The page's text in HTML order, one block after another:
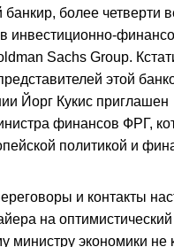
более четверти
инвестиционно-
Sachs Group.
этой
Йорг Кукис приглашен
финансов ФРГ,
политикой и
и контакты
на
министру экономики не